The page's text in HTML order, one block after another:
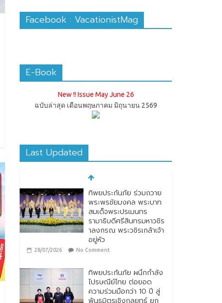
Facebook : VacationistMag
E-Book
New !! Issue May June 26
ฉบับล่าสุด เดือนพฤษภาคม มิถุนายน 2569
Last Updated
ทิพยประกันภัย ผนึกกำลัง
ไปรษณีย์ไทย ต่อยอด
ความร่วมมือกว่า 10 ปี สู่
พันธมิตรเชิงกลยุทธ์ ยก
ระดับบริการดิจิทัลและการ
เข้าถึงประกันภัยเพื่อ
ประชาชน
ตกแต่งบ้านรับหน้าฝน
24/07/2026
No